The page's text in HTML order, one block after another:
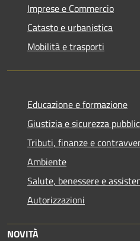
Imprese e Commercio
Catasto e urbanistica
Mobilità e trasporti
Educazione e formazione
Giustizia e sicurezza
Tributi, finanze e
Ambiente
Salute, benessere e
Autorizzazioni
NOVITÀ